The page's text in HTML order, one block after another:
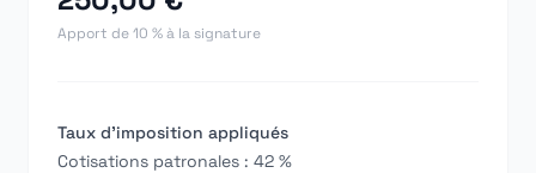
Apport de 10 % à la signature
Taux d'imposition appliqués
Cotisations patronales : 42 %